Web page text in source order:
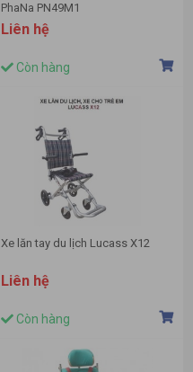
PhaNa PN49M1
Liên hệ
Còn hàng
Xe lăn tay du lịch Lucass X12
Liên hệ
Còn hàng